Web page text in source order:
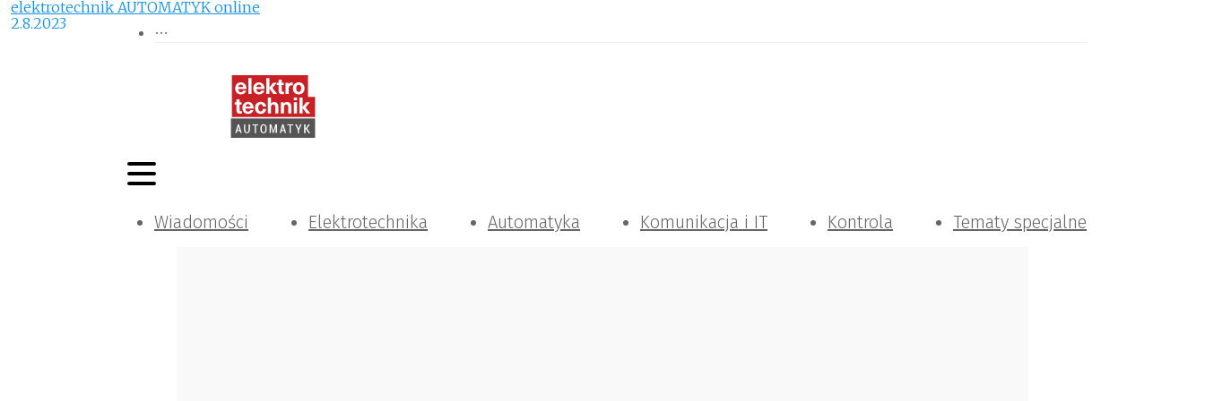
Wiadomości Elektrotechnika Automatyka Komunikacja i IT Kontrola Tematy specjalne
elektrotechnik AUTOMATYK online
2.8.2023